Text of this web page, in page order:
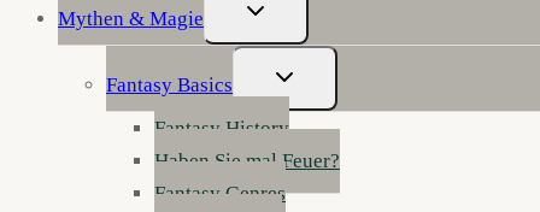
Mythen & Magie
Untermenü
Umschalten
Fantasy Basics
Untermenü
Umschalten
Fantasy History
Haben Sie mal Feuer?
Fantasy Genres